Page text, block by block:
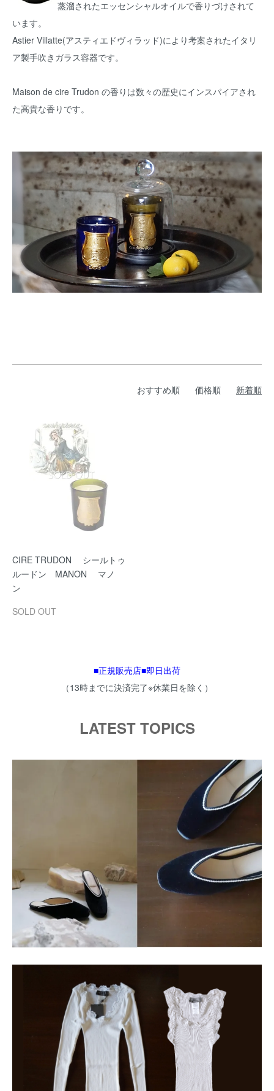
蒸溜されたエッセンシャルオイルで香りづけされて
います。
Astier Villatte(アスティエドヴィラッド)により考案されたイタリ
ア製手吹きガラス容器です。
Maison de cire Trudon の香りは数々の歴史にインスパイアされ
た高貴な香りです。
おすすめ順 価格順 新着順
CIRE TRUDON シールトゥ
ルードン MANON マノ
ン
SOLD OUT
■正規販売店■即日出荷
（13時までに決済完了※休業日を除く）
LATEST TOPICS